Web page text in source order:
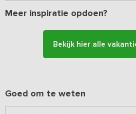
gebruik maken van het binnen- en
hoogseizoen, grote zandspeeltuin,
klootschieten, pleeborstel gooien,
Meer inspiratie opdoen?
Bekijk hier alle
Goed om te weten